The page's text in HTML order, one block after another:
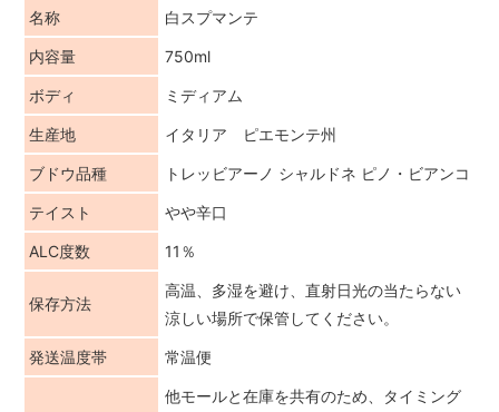
名称 白スプマンテ
内容量 750ml
ボディ ミディアム
生産地 イタリア ピエモンテ州
ブドウ品種 トレッビアーノ シャルドネ ピノ・ビアンコ
テイスト やや辛口
ALC度数 11％
保存方法
高温、多湿を避け、直射日光の当たらない
涼しい場所で保管してください。
発送温度帯 常温便
他モールと在庫を共有のため、タイミング